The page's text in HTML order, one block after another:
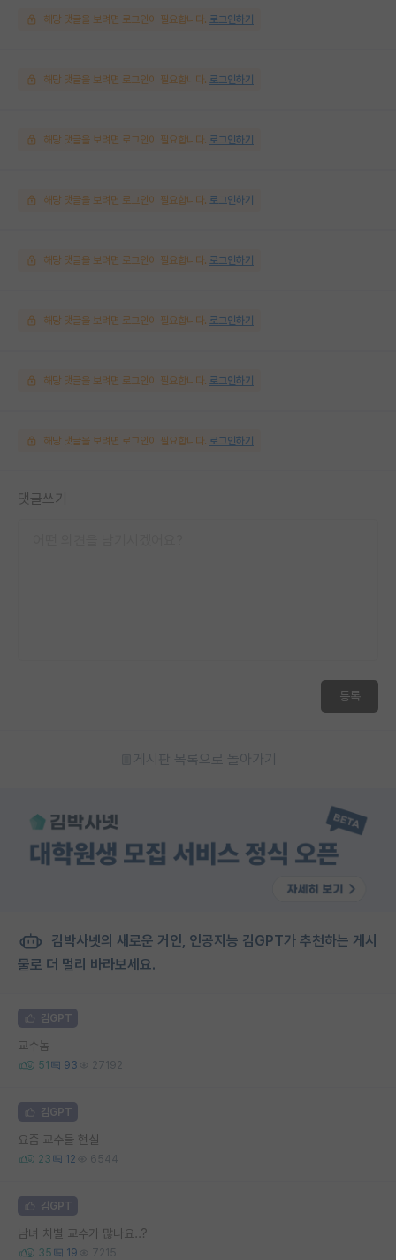
해당 댓글을 보려면 로그인이 필요합니다. 로그인하기
해당 댓글을 보려면 로그인이 필요합니다. 로그인하기
해당 댓글을 보려면 로그인이 필요합니다. 로그인하기
해당 댓글을 보려면 로그인이 필요합니다. 로그인하기
해당 댓글을 보려면 로그인이 필요합니다. 로그인하기
해당 댓글을 보려면 로그인이 필요합니다. 로그인하기
해당 댓글을 보려면 로그인이 필요합니다. 로그인하기
해당 댓글을 보려면 로그인이 필요합니다. 로그인하기
댓글쓰기
등록
게시판 목록으로 돌아가기
김박사넷의 새로운 거인, 인공지능 김GPT가 추천하는 게시
물로 더 멀리 바라보세요.
김GPT
교수놈
51 93 27192
김GPT
요즘 교수들 현실
23 12 6544
김GPT
남녀 차별 교수가 많나요..?
35 19 7215